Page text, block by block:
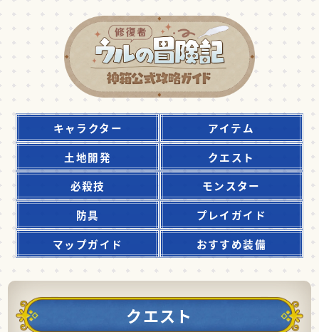
キャラクター
アイテム
土地開発
クエスト
必殺技
モンスター
防具
プレイガイド
マップガイド
おすすめ装備
クエスト